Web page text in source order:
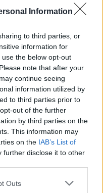
Information
to third parties, or
information for
the below opt-out
note that after your
continue seeing
information utilized by
to third parties prior to
out of the further
by third parties on the
This information may
on the IAB’s List of
further disclose it to other
one or more Google
Outs
meghatározó
apja; de az is
vagy fia tölti be ezt a
útlevelet, nem
a házukat engedély
lehetnek az
épp a
méretének
a település
jellegétől függ,
alá kontrollnak.
is csak akkor
férfi gyám nem